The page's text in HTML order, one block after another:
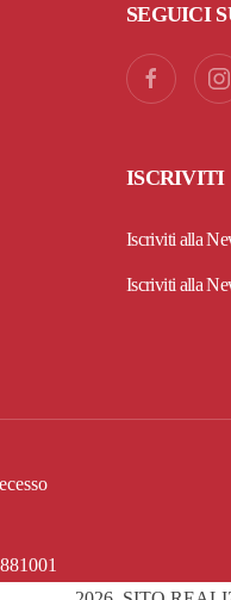
SEGUICI
ISCRIVITI
Iscriviti alla
Iscriviti alla